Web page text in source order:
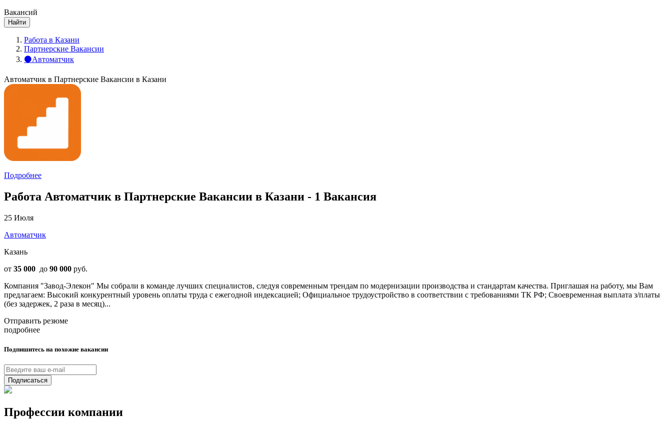
Вакансий
Найти
Работа в Казани
Партнерские Вакансии
⚫Автоматчик
Автоматчик в Партнерские Вакансии в Казани
Подробнее
Работа Автоматчик в Партнерские Вакансии в Казани - 1 Вакансия
25 Июля
Автоматчик
Казань
от 35 000 до 90 000 руб.
Компания "Завод-Элекон" Мы собрали в команде лучших специалистов, следуя современным трендам по модернизации производства и стандартам качества. Приглашая на работу, мы Вам
предлагаем: Высокий конкурентный уровень оплаты труда с ежегодной индексацией; Официальное трудоустройство в соответствии с требованиями ТК РФ; Своевременная выплата з/платы
(без задержек, 2 раза в месяц)...
Отправить резюме
подробнее
Подпишитесь на похожие вакансии
Подписаться
Профессии компании